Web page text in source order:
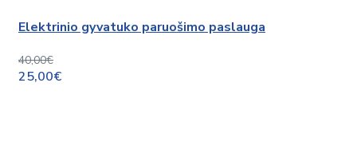
Elektrinio gyvatuko paruošimo paslauga
40,00€
25,00€